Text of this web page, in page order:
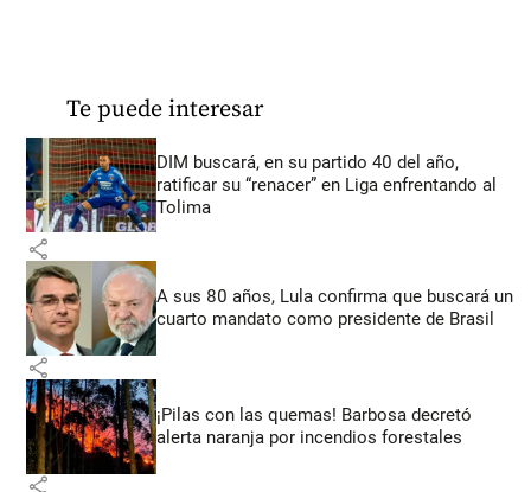
Te puede interesar
DIM buscará, en su partido 40 del año,
ratificar su “renacer” en Liga enfrentando al
Tolima
share
A sus 80 años, Lula confirma que buscará un
cuarto mandato como presidente de Brasil
share
¡Pilas con las quemas! Barbosa decretó
alerta naranja por incendios forestales
share